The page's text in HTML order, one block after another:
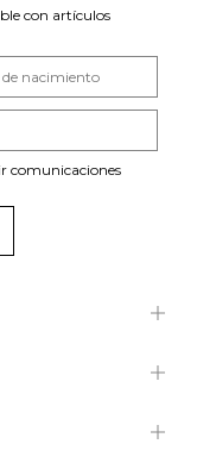
con artículos
comunicaciones